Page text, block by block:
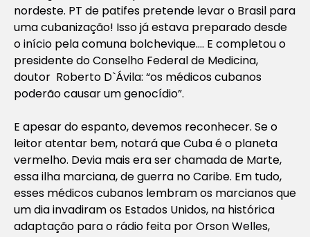
nordeste. PT de patifes pretende levar o Brasil para
uma cubanização! Isso já estava preparado desde
o início pela comuna bolchevique…. E completou o
presidente do Conselho Federal de Medicina,
doutor Roberto D`Ávila: “os médicos cubanos
poderão causar um genocídio”.
E apesar do espanto, devemos reconhecer. Se o
leitor atentar bem, notará que Cuba é o planeta
vermelho. Devia mais era ser chamada de Marte,
essa ilha marciana, de guerra no Caribe. Em tudo,
esses médicos cubanos lembram os marcianos que
um dia invadiram os Estados Unidos, na histórica
adaptação para o rádio feita por Orson Welles,